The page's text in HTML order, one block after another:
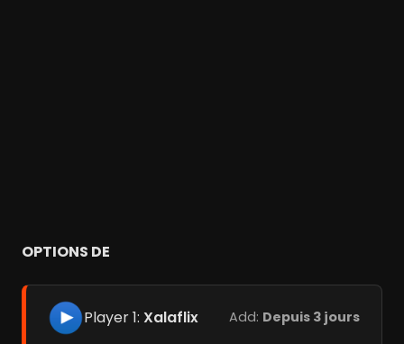
OPTIONS DE
Player 1: Xalaflix Add: Depuis 3 jours